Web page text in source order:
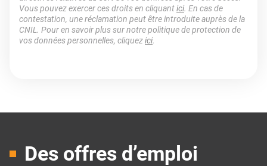
Vous pouvez exercer ces droits en cliquantici. En cas de
contestation, une réclamation peut être introduite auprès de la
CNIL. Pour en savoir plus sur notre politique de protection de
vos données personnelles, cliquezici.
Des offres d’emploi